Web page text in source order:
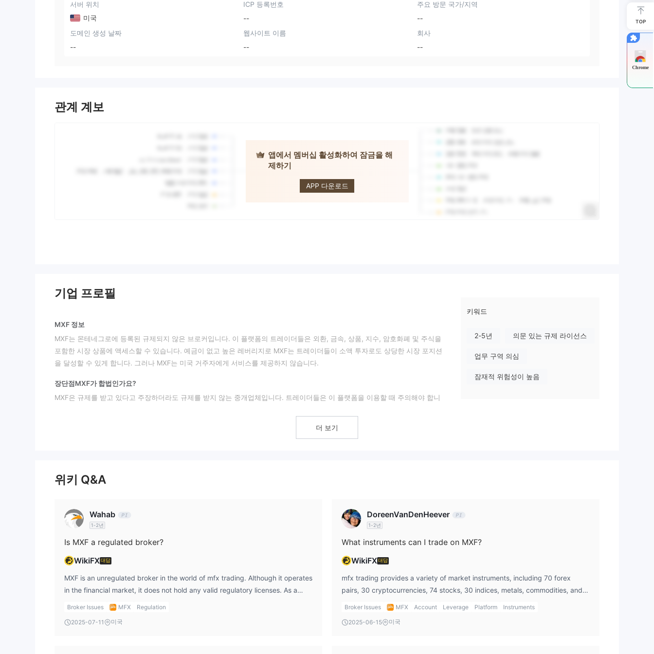
서버 위치
미국
ICP 등록번호
--
주요 방문 국가/지역
--
도메인 생성 날짜
--
웹사이트 이름
--
회사
--
관계 계보
앱에서 멤버십 활성화하여 잠금을 해
제하기
APP 다운로드
기업 프로필
MXF 정보
MXF는 몬테네그로에 등록된 규제되지 않은 브로커입니다. 이 플랫폼의 트레이더들은 외환, 금속, 상품, 지수, 암호화폐 및 주식을
포함한 시장 상품에 액세스할 수 있습니다. 예금이 없고 높은 레버리지로 MXF는 트레이더들이 소액 투자로도 상당한 시장 포지션
을 달성할 수 있게 합니다. 그러나 MXF는 미국 거주자에게 서비스를 제공하지 않습니다.
장단점MXF가 합법인가요?
MXF은 규제를 받고 있다고 주장하더라도 규제를 받지 않는 중개업체입니다. 트레이더들은 이 플랫폼을 이용할 때 주의해야 합니
험에 빠뜨리지 않고 이 플랫폼을 테스트할 수 있는
MXF은 최대1:1000 의 레버리지를 제공합니다. 높은 레버리지는 높은 수익을 의미하지만 동시에 높은 리스크도 함께합니다.
스프레드 : EUR/USD (0.1 픽스), 금 (1.4 픽스), 비트코인 (1.1 픽스)와 같이 다른 자산에 따라 스프레드가 다릅니다.
수수료: 표준 계정은 수수료가 없으며, ECN 및 기관 계정은 1롯당 ($5/$2)의 수수료가 부과됩니다.
은 자체 수수료를 부과할 수 있습니다.
사용자의 계정이 3개월 이상 비활성 상태인 경우, 계정은 보관되며 잔액은 지갑으로 이체됩니다. 4개월부터는 매월 추가
10달러
의 유지보수 수수료가 부과됩니다.
키워드
2-5년 의문 있는 규제 라이선스
업무 구역 의심
잠재적 위험성이 높음
더 보기
위키 Q&A
Wahab
1-2년
Is MXF a regulated broker?
WikiFX대답
MXF is an unregulated broker in the world of mfx trading. Although it operates
in the financial market, it does not hold any valid regulatory licenses. As a
result, traders should be cautious when engaging with the platform.
Broker Issues MFX Regulation
2025-07-11 미국
DoreenVanDenHeever
1-2년
What instruments can I trade on MXF?
WikiFX대답
mfx trading provides a variety of market instruments, including 70 forex
pairs, 30 cryptocurrencies, 74 stocks, 30 indices, metals, commodities, and
actions. However, they do not offer trading in energies, options, mutual funds,
Broker Issues MFX Account Leverage Platform Instruments
2025-06-15 미국
TOP
Chrome